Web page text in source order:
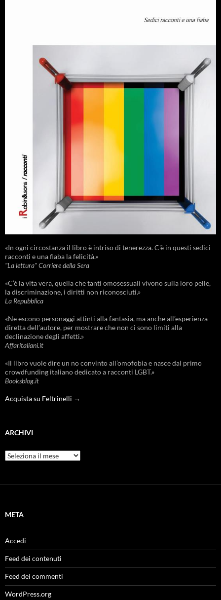
«In ogni circostanza il libro è intriso di tenerezza. C'è in questi sedici
racconti e una fiaba la felicità.»
"La lettura" Corriere della Sera
«C’è la vita vera, quella che tanti omosessuali vivono sulla loro pelle,
la discriminazione, i diritti non riconosciuti.»
La Repubblica
«Ne escono personaggi attinti alla fantasia, ma anche all’esperienza
diretta dell’autore, per mostrare che non ci sono limiti alla
declinazione degli affetti.»
Affaritaliani.it
«Il libro vuole dire un no convinto all’omofobia e nasce dal primo
crowdfunding italiano dedicato a racconti LGBT.»
Booksblog.it
Acquista su Feltrinelli →
ARCHIVI
Archivi
META
Accedi
Feed dei contenuti
Feed dei commenti
WordPress.org